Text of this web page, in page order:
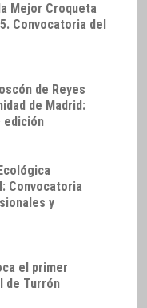
Mejor Croqueta
Convocatoria del
de Reyes
de Madrid:
edición
Convocatoria
y
el primer
de Turrón